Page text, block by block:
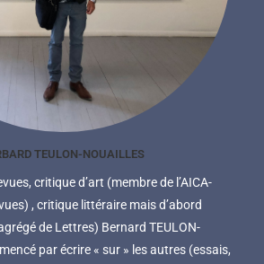
TEULON-NOUAILLES
critique d’art (membre de l’AICA-
, critique littéraire mais d’abord
de Lettres) Bernard TEULON-
par écrire « sur » les autres (essais,